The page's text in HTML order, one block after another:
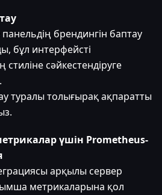
брендингін баптау
бұл интерфейсті
сәйкестендіруге
туралы толығырақ ақпаратты
үшін Prometheus-
арқылы сервер
метрикаларына қол